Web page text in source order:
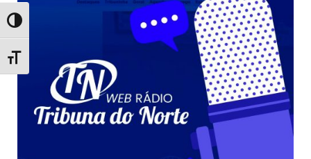
Toggle High Contrast
Toggle Font size